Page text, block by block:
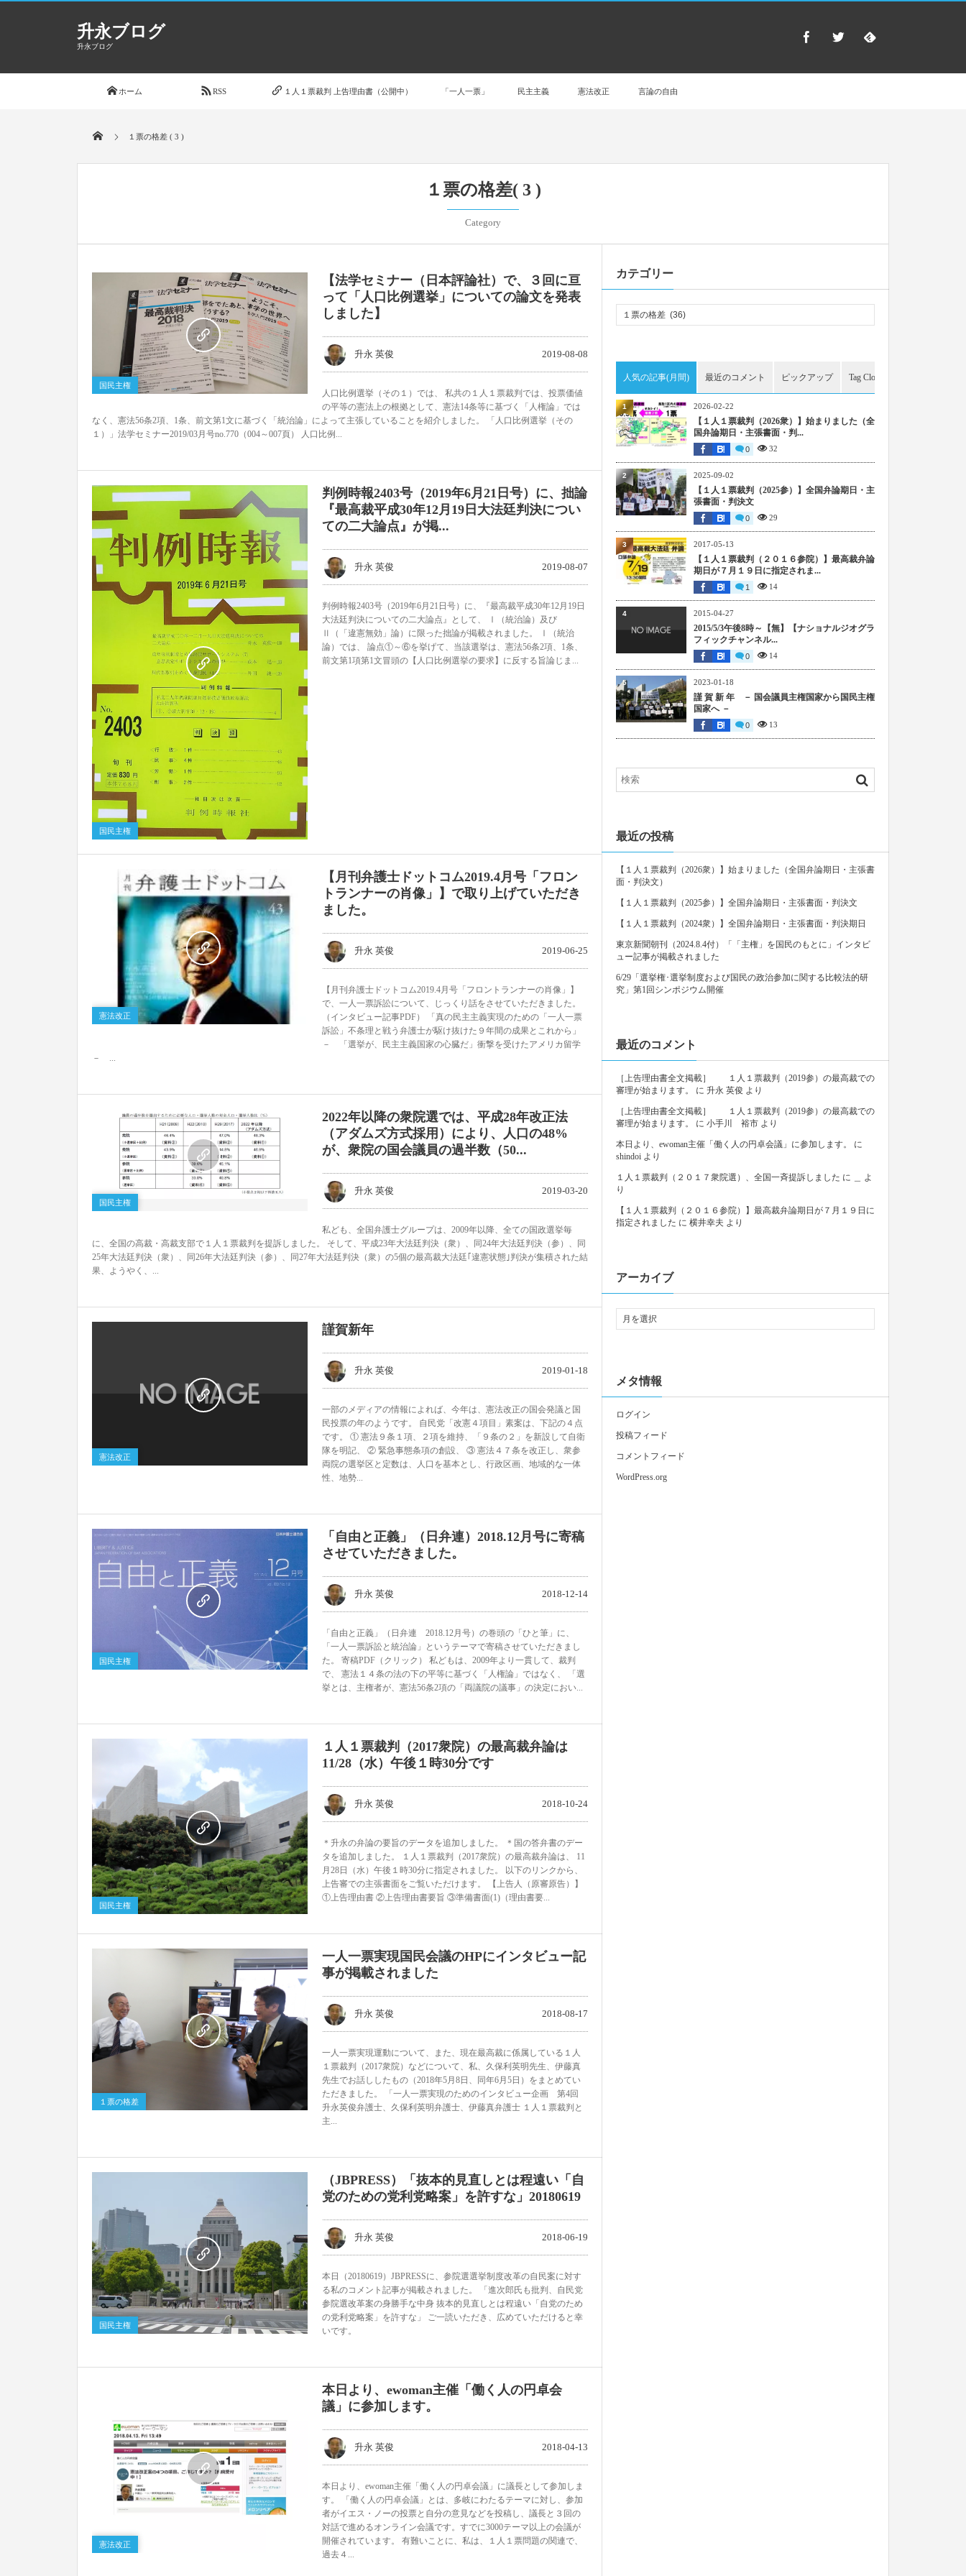
升永ブログ
升永ブログ
ホーム RSS １人１票裁判 上告理由書（公開中） 「一人一票」 民主主義 憲法改正 言論の自由
１票の格差 ( 3 )
１票の格差( 3 )
Category
国民主権
0
【法学セミナー（日本評論社）で、３回に亘
って「人口比例選挙」についての論文を発表
しました】
升永 英俊 2019-08-08
人口比例選挙（その１）では、 私共の１人１票裁判では、投票価値
の平等の憲法上の根拠として、憲法14条等に基づく「人権論」では
なく、憲法56条2項、1条、前文第1文に基づく「統治論」によって主張していることを紹介しました。 「人口比例選挙（その
１）」法学セミナー2019/03月号no.770（004～007頁） 人口比例...
国民主権
判例時報2403号（2019年6月21日号）に、拙論
『最高裁平成30年12月19日大法廷判決につい
ての二大論点』が掲...
升永 英俊 2019-08-07
判例時報2403号（2019年6月21日号）に、『最高裁平成30年12月19日
大法廷判決についての二大論点』として、 Ⅰ（統治論）及び
Ⅱ（「違憲無効」論）に限った拙論が掲載されました。 Ⅰ（統治
論）では、 論点①～⑥を挙げて、当該選挙は、憲法56条2項、1条、
前文第1項第1文冒頭の【人口比例選挙の要求】に反する旨論じま...
憲法改正
0
【月刊弁護士ドットコム2019.4月号「フロン
トランナーの肖像」】で取り上げていただき
ました。
升永 英俊 2019-06-25
【月刊弁護士ドットコム2019.4月号「フロントランナーの肖像」】
で、一人一票訴訟について、じっくり話をさせていただきました。
（インタビュー記事PDF） 「真の民主主義実現のための「一人一票
訴訟」不条理と戦う弁護士が駆け抜けた９年間の成果とこれから」
－ 「選挙が、民主主義国家の心臓だ」衝撃を受けたアメリカ留学
－ ...
国民主権
0
2022年以降の衆院選では、平成28年改正法
（アダムズ方式採用）により、人口の48%
が、衆院の国会議員の過半数（50...
升永 英俊 2019-03-20
私ども、全国弁護士グループは、2009年以降、全ての国政選挙毎
に、全国の高裁・高裁支部で１人１票裁判を提訴しました。 そして、平成23年大法廷判決（衆）、同24年大法廷判決（参）、同
25年大法廷判決（衆）、同26年大法廷判決（参）、同27年大法廷判決（衆）の5個の最高裁大法廷｢違憲状態｣判決が集積された結
果、ようやく、...
憲法改正
謹賀新年
升永 英俊 2019-01-18
一部のメディアの情報によれば、今年は、憲法改正の国会発議と国
民投票の年のようです。 自民党「改憲４項目」素案は、下記の４点
です。 ① 憲法９条１項、２項を維持、「９条の２」を新設して自衛
隊を明記、 ② 緊急事態条項の創設、 ③ 憲法４７条を改正し、衆参
両院の選挙区と定数は、人口を基本とし、行政区画、地域的な一体
性、地勢...
国民主権
「自由と正義」（日弁連）2018.12月号に寄稿
させていただきました。
升永 英俊 2018-12-14
「自由と正義」（日弁連 2018.12月号）の巻頭の「ひと筆」に、
「一人一票訴訟と統治論」というテーマで寄稿させていただきまし
た。 寄稿PDF（クリック） 私どもは、2009年より一貫して、裁判
で、 憲法１４条の法の下の平等に基づく「人権論」ではなく、 「選
挙とは、主権者が、憲法56条2項の「両議院の議事」の決定におい...
国民主権
0
１人１票裁判（2017衆院）の最高裁弁論は
11/28（水）午後１時30分です
升永 英俊 2018-10-24
＊升永の弁論の要旨のデータを追加しました。 ＊国の答弁書のデー
タを追加しました。 １人１票裁判（2017衆院）の最高裁弁論は、 11
月28日（水）午後１時30分に指定されました。 以下のリンクから、
上告審での主張書面をご覧いただけます。 【上告人（原審原告）】
①上告理由書 ②上告理由書要旨 ③準備書面(1)（理由書要...
１票の格差
0
一人一票実現国民会議のHPにインタビュー記
事が掲載されました
升永 英俊 2018-08-17
一人一票実現運動について、また、現在最高裁に係属している１人
１票裁判（2017衆院）などについて、私、久保利英明先生、伊藤真
先生でお話ししたもの（2018年5月8日、同年6月5日）をまとめてい
ただきました。 「一人一票実現のためのインタビュー企画 第4回
升永英俊弁護士、久保利英明弁護士、伊藤真弁護士 １人１票裁判と
主...
国民主権
0
（JBPRESS）「抜本的見直しとは程遠い「自
党のための党利党略案」を許すな」20180619
升永 英俊 2018-06-19
本日（20180619）JBPRESSに、参院選選挙制度改革の自民案に対す
る私のコメント記事が掲載されました。 「進次郎氏も批判、自民党
参院選改革案の身勝手な中身 抜本的見直しとは程遠い「自党のため
の党利党略案」を許すな」 ご一読いただき、広めていただけると幸
いです。
憲法改正
1
本日より、ewoman主催「働く人の円卓会
議」に参加します。
升永 英俊 2018-04-13
本日より、ewoman主催「働く人の円卓会議」に議長として参加しま
す。 「働く人の円卓会議」とは、多岐にわたるテーマに対し、参加
者がイエス・ノーの投票と自分の意見などを投稿し、議長と３回の
対話で進めるオンライン会議です。すでに3000テーマ以上の会議が
開催されています。 有難いことに、私は、１人１票問題の関連で、
過去４...
カテゴリー
人気の記事(月間) 最近のコメント ピックアップ Tag Cloud
2026-02-22
【１人１票裁判（2026衆）】始まりました（全
国弁論期日・主張書面・判...
0 32
1
2025-09-02
【１人１票裁判（2025参）】全国弁論期日・主
張書面・判決文
0 29
2
2017-05-13
【１人１票裁判（２０１６参院）】最高裁弁論
期日が７月１９日に指定されま...
1 14
3
2015-04-27
2015/5/3午後8時～【無】【ナショナルジオグラ
フィックチャンネル...
0 14
4
2023-01-18
謹 賀 新 年 － 国会議員主権国家から国民主権
国家へ －
0 13
5
最近の投稿
【１人１票裁判（2026衆）】始まりました（全国弁論期日・主張書
面・判決文）
【１人１票裁判（2025参）】全国弁論期日・主張書面・判決文
【１人１票裁判（2024衆）】全国弁論期日・主張書面・判決期日
東京新聞朝刊（2024.8.4付）「「主権」を国民のもとに」インタビ
ュー記事が掲載されました
6/29「選挙権･選挙制度および国民の政治参加に関する比較法的研
究」第1回シンポジウム開催
最近のコメント
［上告理由書全文掲載］ １人１票裁判（2019参）の最高裁での
審理が始まります。
に 升永 英俊 より
［上告理由書全文掲載］ １人１票裁判（2019参）の最高裁での
審理が始まります。
に 小手川 裕市 より
本日より、ewoman主催「働く人の円卓会議」に参加します。
に
shindoi より
１人１票裁判（２０１７衆院選）、全国一斉提訴しました に
よ
り
【１人１票裁判（２０１６参院）】最高裁弁論期日が７月１９日に
指定されました に 横井幸夫 より
アーカイブ
メタ情報
ログイン
投稿フィード
コメントフィード
WordPress.org